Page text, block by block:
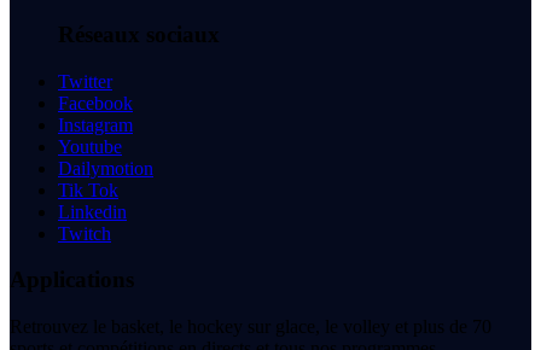
Réseaux sociaux
Twitter
Facebook
Instagram
Youtube
Dailymotion
Tik Tok
Linkedin
Twitch
Applications
Retrouvez le basket, le hockey sur glace, le volley et plus de 70